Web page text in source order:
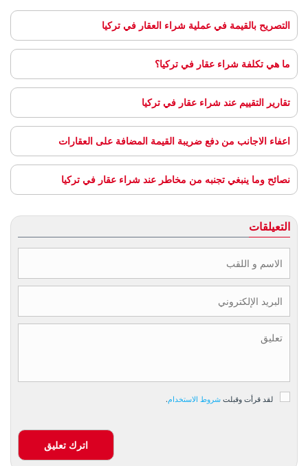
التصريح بالقيمة في عملية شراء العقار في تركيا
ما هي تكلفة شراء عقار في تركيا؟
تقارير التقييم عند شراء عقار في تركيا
اعفاء الاجانب من دفع ضريبة القيمة المضافة على العقارات
نصائح وما ينبغي تجنبه من مخاطر عند شراء عقار في تركيا
التعيلقات
لقد قرأت وقبلت شروط الاستخدام.
اترك تعليق